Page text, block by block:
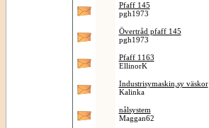
Pfaff 145
pgh1973
Övertråd pfaff 145
pgh1973
Pfaff 1163
EllinorK
Industrisymaskin,sy väskor
Kalinka
nålsystem
Maggan62